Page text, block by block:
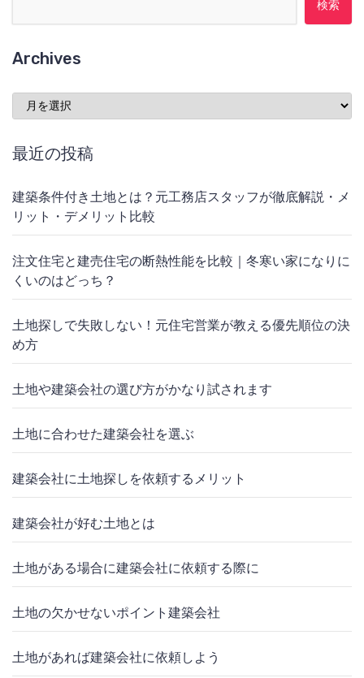
Archives
Archives
最近の投稿
建築条件付き土地とは？元工務店スタッフが徹底解説・メ
リット・デメリット比較
注文住宅と建売住宅の断熱性能を比較｜冬寒い家になりに
くいのはどっち？
土地探しで失敗しない！元住宅営業が教える優先順位の決
め方
土地や建築会社の選び方がかなり試されます
土地に合わせた建築会社を選ぶ
建築会社に土地探しを依頼するメリット
建築会社が好む土地とは
土地がある場合に建築会社に依頼する際に
土地の欠かせないポイント建築会社
土地があれば建築会社に依頼しよう